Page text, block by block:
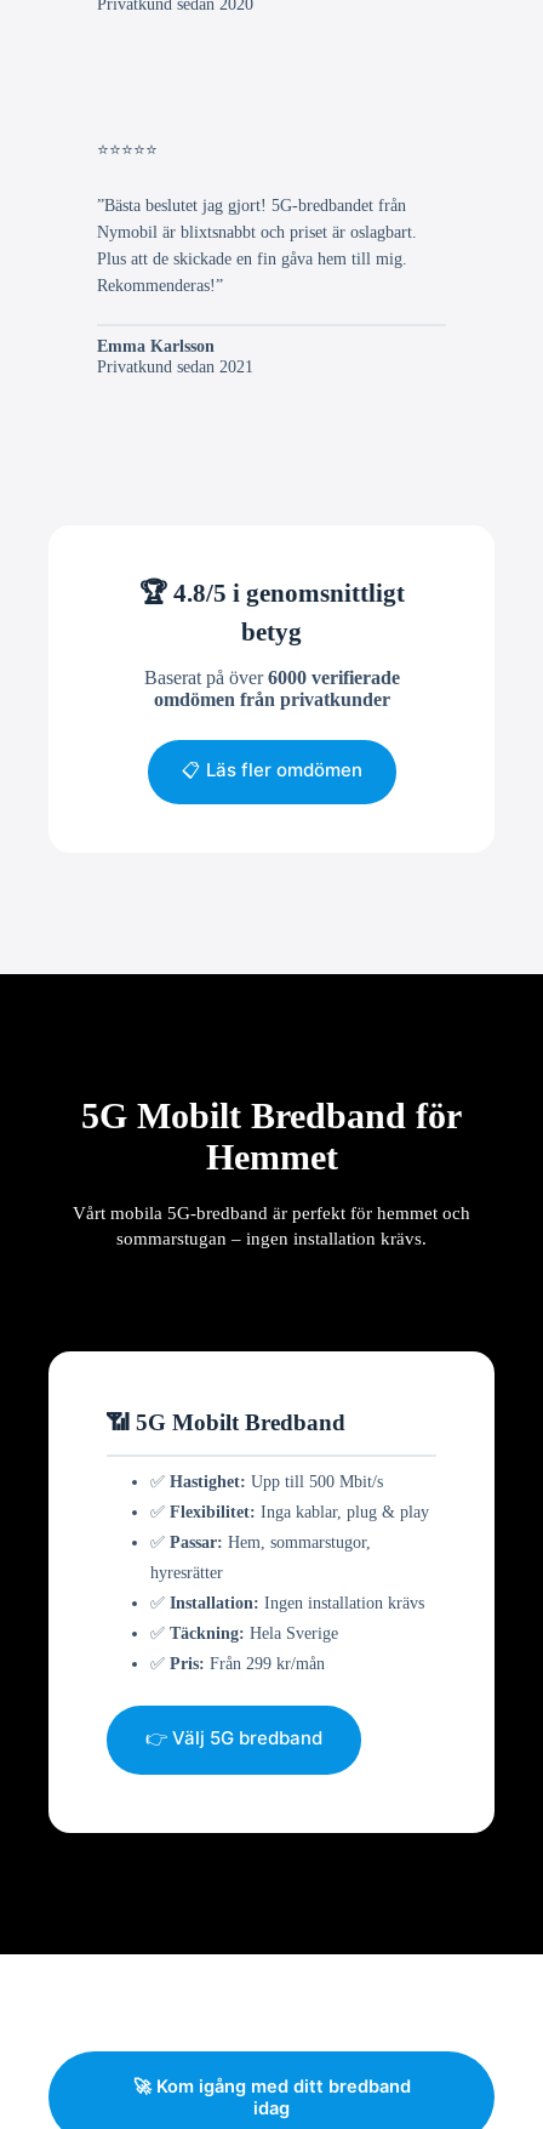
⭐⭐⭐⭐⭐
”Bästa beslutet jag gjort! 5G-bredbandet från
Nymobil är blixtsnabbt och priset är oslagbart.
Plus att de skickade en fin gåva hem till mig.
Rekommenderas!”
Emma Karlsson
Privatkund sedan 2021
🏆 4.8/5 i genomsnittligt
betyg
Baserat på över6000 verifierade
omdömen från privatkunder
📋 Läs fler omdömen
5G Mobilt Bredband för
Hemmet
Vårt mobila 5G-bredband är perfekt för hemmet och
sommarstugan – ingen installation krävs.
📶 5G Mobilt Bredband
✅ Hastighet: Upp till 500 Mbit/s
✅ Flexibilitet: Inga kablar, plug & play
✅ Passar: Hem, sommarstugor,
hyresrätter
✅ Installation: Ingen installation krävs
✅ Täckning: Hela Sverige
✅ Pris: Från 299 kr/mån
👉 Välj 5G bredband
🚀 Kom igång med ditt bredband
idag